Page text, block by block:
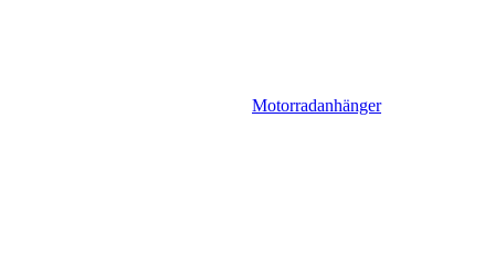
Motorradanhänger